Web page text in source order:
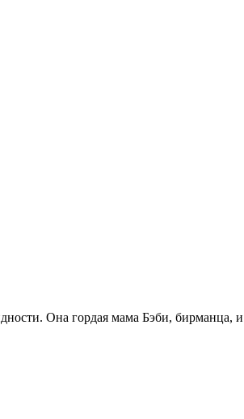
Она гордая мама Бэби, бирманца,